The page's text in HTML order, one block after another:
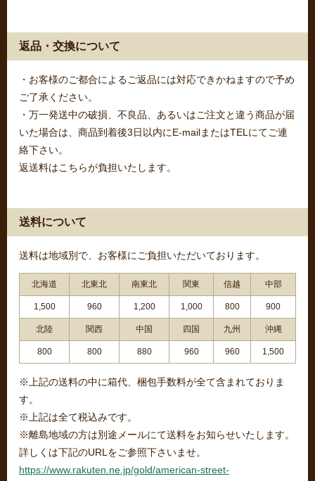
返品・交換について
・お客様のご都合によるご返品には対応できかねますので予め
ご了承ください。
・万一発送中の破損、不良品、あるいはご注文と違う商品が届
いた場合は、商品到着後3日以内にE-mailまたはTELにてご連
絡下さい。
返送料はこちらが負担いたします。
送料について
送料は地域別で、お客様にご負担いただいております。
北海道 北東北 南東北 関東 信越 中部
1,500 960 1,200 1,000 800 900
北陸 関西 中国 四国 九州 沖縄
800 800 880 960 960 1,500
※上記の送料の中に箱代、梱包手数料が全て含まれておりま
す。
※上記は全て税込みです。
※離島地域の方は別途メールにて送料をお知らせいたします。
詳しくは下記のURLをご参照下さいませ。
https://www.rakuten.ne.jp/gold/american-street-